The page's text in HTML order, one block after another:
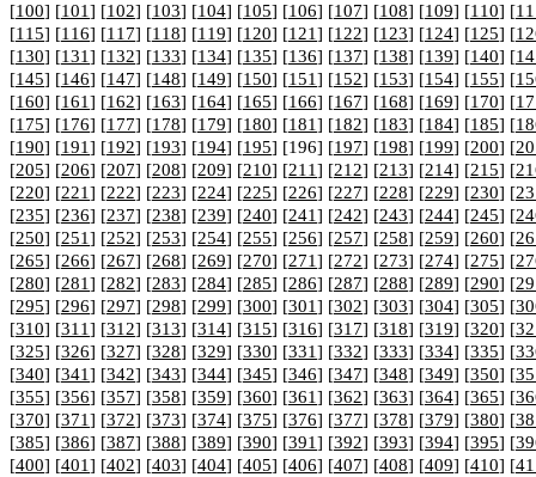
[100] [101] [102] [103] [104] [105] [106] [107] [108] [109] [110] [
[115] [116] [117] [118] [119] [120] [121] [122] [123] [124] [125] [
[130] [131] [132] [133] [134] [135] [136] [137] [138] [139] [140] [
[145] [146] [147] [148] [149] [150] [151] [152] [153] [154] [155] [
[160] [161] [162] [163] [164] [165] [166] [167] [168] [169] [170] [
[175] [176] [177] [178] [179] [180] [181] [182] [183] [184] [185] [
[190] [191] [192] [193] [194] [195] [196] [197] [198] [199] [200] [
[205] [206] [207] [208] [209] [210] [211] [212] [213] [214] [215] [
[220] [221] [222] [223] [224] [225] [226] [227] [228] [229] [230] [
[235] [236] [237] [238] [239] [240] [241] [242] [243] [244] [245] [
[250] [251] [252] [253] [254] [255] [256] [257] [258] [259] [260] [
[265] [266] [267] [268] [269] [270] [271] [272] [273] [274] [275] [
[280] [281] [282] [283] [284] [285] [286] [287] [288] [289] [290] [
[295] [296] [297] [298] [299] [300] [301] [302] [303] [304] [305] [
[310] [311] [312] [313] [314] [315] [316] [317] [318] [319] [320] [
[325] [326] [327] [328] [329] [330] [331] [332] [333] [334] [335] [
[340] [341] [342] [343] [344] [345] [346] [347] [348] [349] [350] [
[355] [356] [357] [358] [359] [360] [361] [362] [363] [364] [365] [
[370] [371] [372] [373] [374] [375] [376] [377] [378] [379] [380] [
[385] [386] [387] [388] [389] [390] [391] [392] [393] [394] [395] [
[400] [401] [402] [403] [404] [405] [406] [407] [408] [409] [410] [